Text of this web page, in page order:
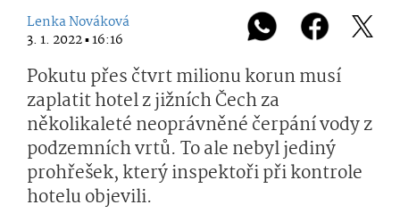
Lenka Nováková
3. 1. 2022 ▪ 16:16
Pokutu přes čtvrt milionu korun musí
zaplatit hotel z jižních Čech za
několikaleté neoprávněné čerpání vody z
podzemních vrtů. To ale nebyl jediný
prohřešek, který inspektoři při kontrole
hotelu objevili.